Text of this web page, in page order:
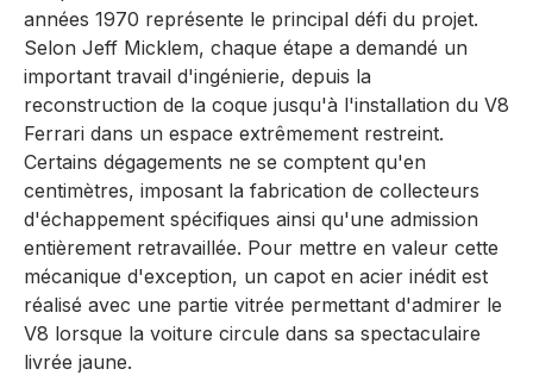
années 1970 représente le principal défi du projet.
Selon Jeff Micklem, chaque étape a demandé un
important travail d'ingénierie, depuis la
reconstruction de la coque jusqu'à l'installation du V8
Ferrari dans un espace extrêmement restreint.
Certains dégagements ne se comptent qu'en
centimètres, imposant la fabrication de collecteurs
d'échappement spécifiques ainsi qu'une admission
entièrement retravaillée. Pour mettre en valeur cette
mécanique d'exception, un capot en acier inédit est
réalisé avec une partie vitrée permettant d'admirer le
V8 lorsque la voiture circule dans sa spectaculaire
livrée jaune.